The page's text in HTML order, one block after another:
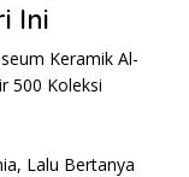
Ini
Keramik Al-
500 Koleksi
Lalu Bertanya